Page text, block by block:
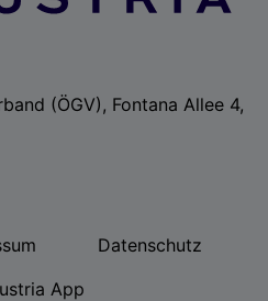
(ÖGV), Fontana Allee 4,
Datenschutz
App